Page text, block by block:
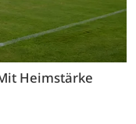
Heimstärke